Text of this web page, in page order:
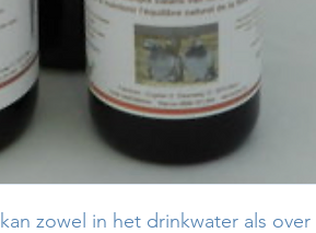
zowel in het drinkwater als over